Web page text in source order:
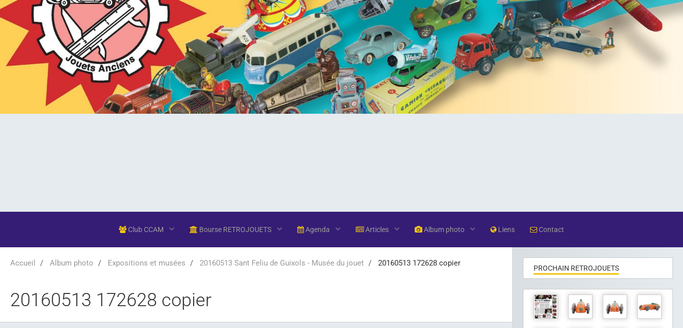
Club CCAM Bourse RETROJOUETS Agenda Articles Album photo Liens Contact
Accueil Album photo Expositions et musées 20160513 Sant Feliu de Guixols - Musée du jouet 20160513 172628 copier
20160513 172628 copier
PROCHAIN RETROJOUETS